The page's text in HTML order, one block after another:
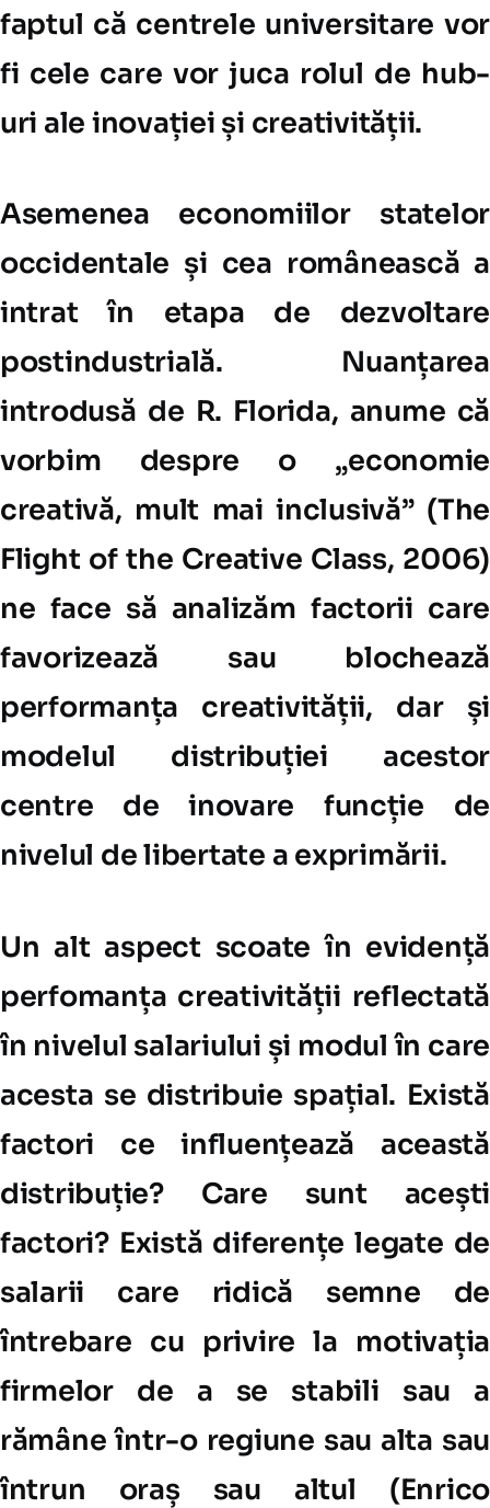
faptul că centrele universitare vor
fi cele care vor juca rolul de hub-
uri ale inovației și creativității.
Asemenea economiilor statelor
occidentale și cea românească a
intrat în etapa de dezvoltare
postindustrială. Nuanțarea
introdusă de R. Florida, anume că
vorbim despre o „economie
creativă, mult mai inclusivă” (The
Flight of the Creative Class, 2006)
ne face să analizăm factorii care
favorizează sau blochează
performanța creativității, dar și
modelul distribuției acestor
centre de inovare funcție de
nivelul de libertate a exprimării.
Un alt aspect scoate în evidență
perfomanța creativității reflectată
în nivelul salariului și modul în care
acesta se distribuie spațial. Există
factori ce influențează această
distribuție? Care sunt acești
factori? Există diferențe legate de
salarii care ridică semne de
întrebare cu privire la motivația
firmelor de a se stabili sau a
rămâne într-o regiune sau alta sau
întrun oraș sau altul (Enrico